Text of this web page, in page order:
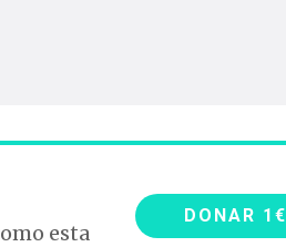
esta
DONAR 1€